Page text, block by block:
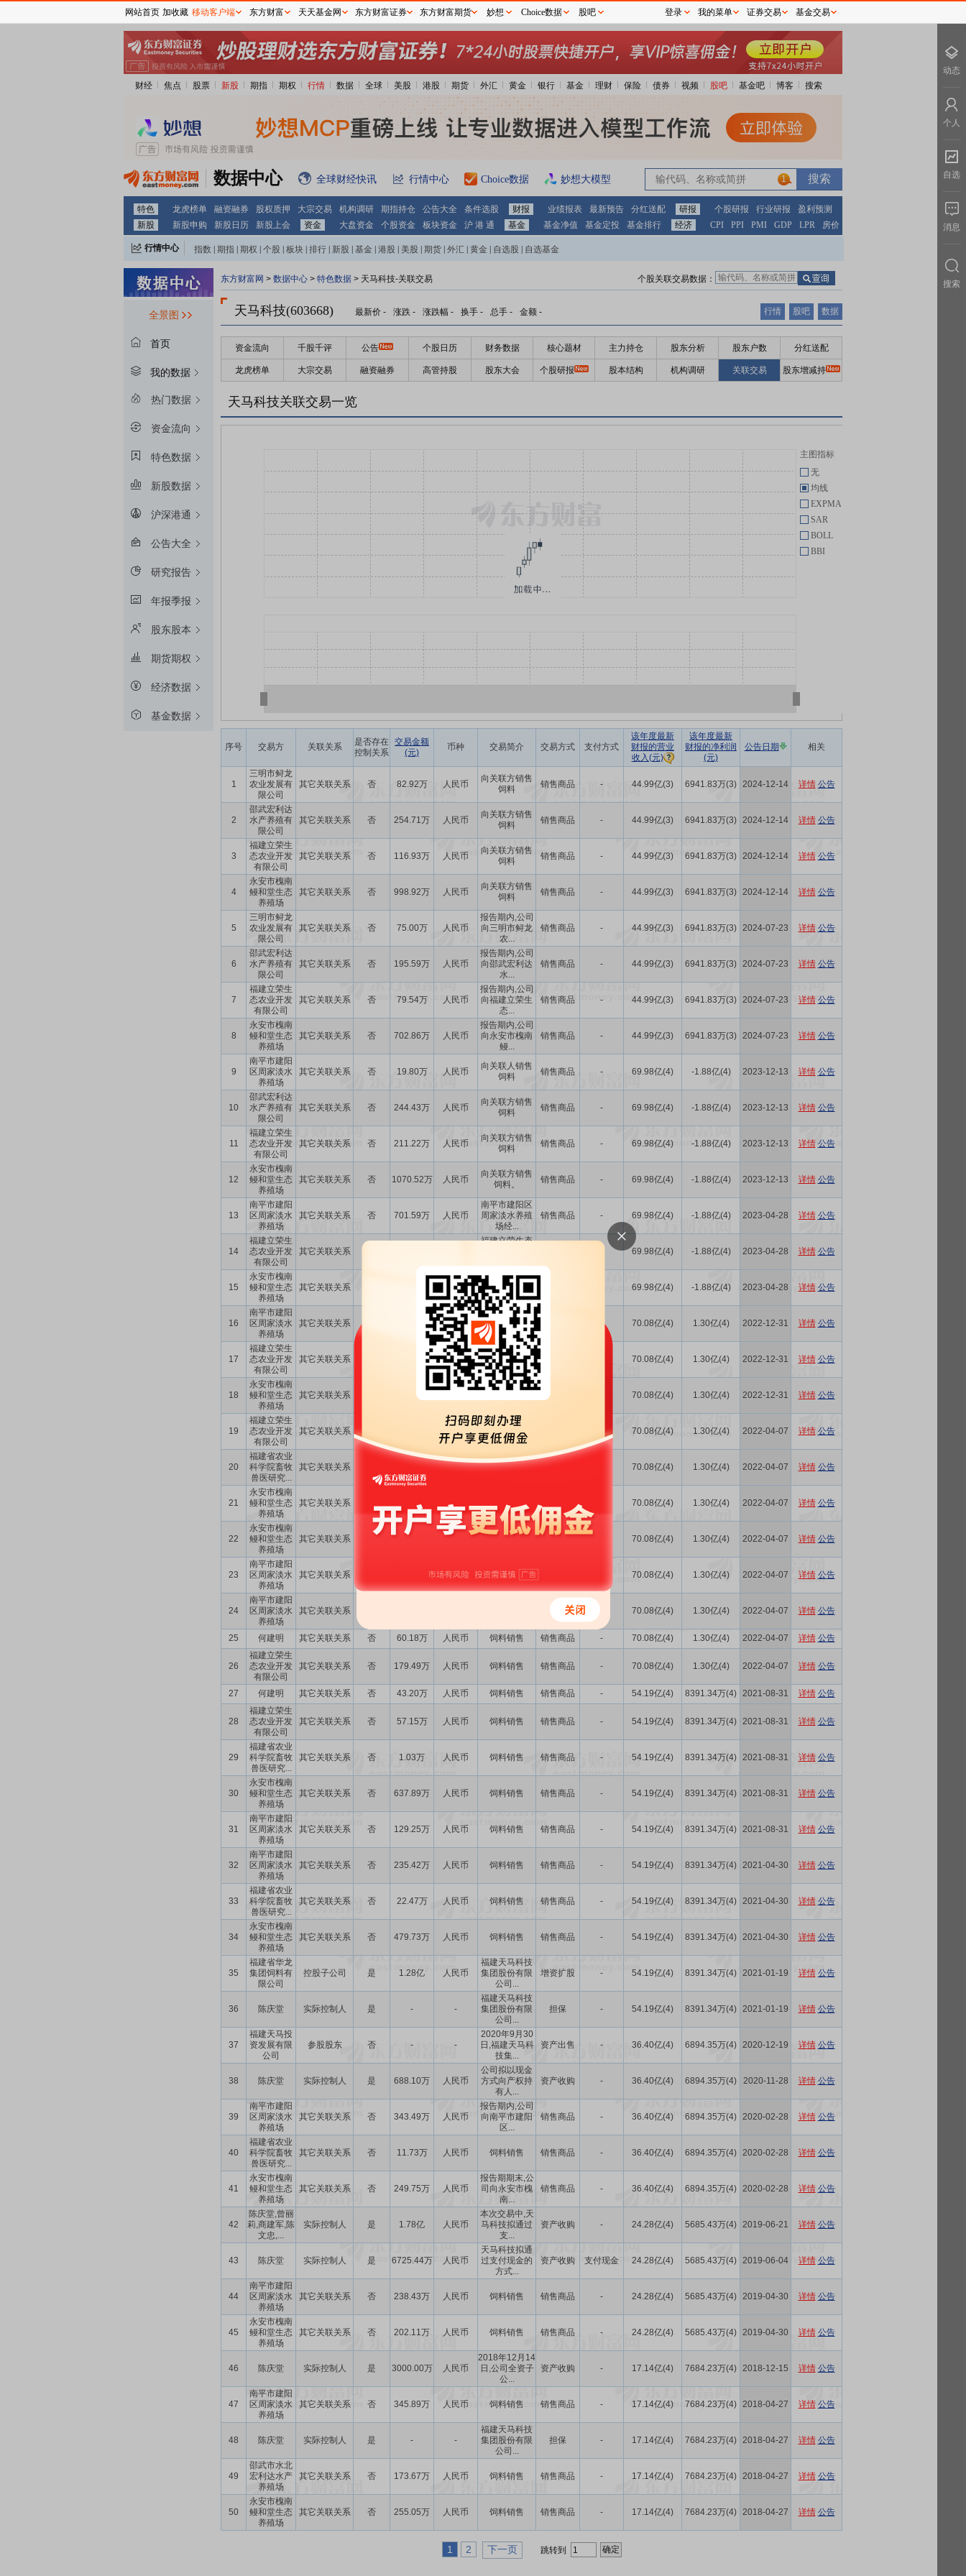
财经 焦点 股票 新股 期指 期权 行情 数据 全球 美股 港股 期货 外汇 黄金 银行 基金 理财 保险 债券 视频 股吧 基金吧 博客 搜索
数据中心 全球财经快讯 行情中心 Choice数据 妙想大模型 1
特色 龙虎榜单 融资融券 股权质押 大宗交易 机构调研 期指持仓 公告大全 条件选股 财报 业绩报表 最新预告 分红送配 研报 个股研报 行业研报
盈利预测
新股
新股申购 新股日历 新股上会 资金 大盘资金 个股资金 板块资金 沪 港 通 基金 基金净值 基金定投 基金排行 经济 CPI PPI PMI GDP LPR 房价
行情中心 指数 期指 期权 个股 板块 排行 新股 基金 港股 美股 期货 外汇 黄金 自选股 自选基金
全景图
首页
我的数据
热门数据
资金流向
特色数据
新股数据
沪深港通
公告大全
研究报告
年报季报
股东股本
期货期权
经济数据
基金数据
东方财富网 > 数据中心 > 特色数据 > 天马科技-关联交易 个股关联交易数据：
天马科技(603668) 最新价 - 涨跌 - 涨跌幅 - 换手 - 总手 - 金额 - 行情 股吧 数据
资金流向 千股千评 公告 个股日历 财务数据 核心题材 主力持仓 股东分析 股东户数 分红送配
龙虎榜单 大宗交易 融资融券 高管持股 股东大会 个股研报 股本结构 机构调研 关联交易 股东增减持
天马科技关联交易一览
主图指标
无
均线
EXPMA
SAR
BOLL
BBI
序号 交易方 关联关系
是否存在
控制关系
交易金额
(元)
币种 交易简介 交易方式 支付方式
该年度最新
财报的营业
收入(元)
该年度最新
财报的净利润
(元)
公告日期 相关
1
三明市鲟龙
农业发展有
限公司
其它关联关系 否 82.92万 人民币
向关联方销售
饲料
销售商品 - 44.99亿(3) 6941.83万(3) 2024-12-14 详情 公告
2
邵武宏利达
水产养殖有
限公司
其它关联关系 否 254.71万 人民币
向关联方销售
饲料
销售商品 - 44.99亿(3) 6941.83万(3) 2024-12-14 详情 公告
3
福建立荣生
态农业开发
有限公司
其它关联关系 否 116.93万 人民币
向关联方销售
饲料
销售商品 - 44.99亿(3) 6941.83万(3) 2024-12-14 详情 公告
4
永安市槐南
鳗和堂生态
养殖场
其它关联关系 否 998.92万 人民币
向关联方销售
饲料
销售商品 - 44.99亿(3) 6941.83万(3) 2024-12-14 详情 公告
5
三明市鲟龙
农业发展有
限公司
其它关联关系 否 75.00万 人民币
报告期内,公司
向三明市鲟龙
农...
销售商品 - 44.99亿(3) 6941.83万(3) 2024-07-23 详情 公告
6
邵武宏利达
水产养殖有
限公司
其它关联关系 否 195.59万 人民币
报告期内,公司
向邵武宏利达
水...
销售商品 - 44.99亿(3) 6941.83万(3) 2024-07-23 详情 公告
7
福建立荣生
态农业开发
有限公司
其它关联关系 否 79.54万 人民币
报告期内,公司
向福建立荣生
态...
销售商品 - 44.99亿(3) 6941.83万(3) 2024-07-23 详情 公告
8
永安市槐南
鳗和堂生态
养殖场
其它关联关系 否 702.86万 人民币
报告期内,公司
向永安市槐南
鳗...
销售商品 - 44.99亿(3) 6941.83万(3) 2024-07-23 详情 公告
9
南平市建阳
区周家淡水
养殖场
其它关联关系 否 19.80万 人民币
向关联人销售
饲料
销售商品 - 69.98亿(4) -1.88亿(4) 2023-12-13 详情 公告
10
邵武宏利达
水产养殖有
限公司
其它关联关系 否 244.43万 人民币
向关联方销售
饲料
销售商品 - 69.98亿(4) -1.88亿(4) 2023-12-13 详情 公告
11
福建立荣生
态农业开发
有限公司
其它关联关系 否 211.22万 人民币
向关联方销售
饲料
销售商品 - 69.98亿(4) -1.88亿(4) 2023-12-13 详情 公告
12
永安市槐南
鳗和堂生态
养殖场
其它关联关系 否 1070.52万 人民币
向关联方销售
饲料。
销售商品 - 69.98亿(4) -1.88亿(4) 2023-12-13 详情 公告
13
南平市建阳
区周家淡水
养殖场
其它关联关系 否 701.59万 人民币
南平市建阳区
周家淡水养殖
场经...
销售商品 - 69.98亿(4) -1.88亿(4) 2023-04-28 详情 公告
14
福建立荣生
态农业开发
有限公司
其它关联关系
福建立荣生态
69.98亿(4) -1.88亿(4) 2023-04-28 详情 公告
15
永安市槐南
鳗和堂生态
养殖场
其它关联关系 人民币
永安市槐南鳗
和堂生态养殖
场经...
69.98亿(4) -1.88亿(4) 2023-04-28 详情 公告
16
南平市建阳
区周家淡水
养殖场
其它关联关系 678.16万 人民币
向关联人销售
饲料
70.08亿(4) 1.30亿(4) 2022-12-31 详情 公告
17
福建立荣生
态农业开发
有限公司
其它关联关系 254.17万 人民币
向关联人销售
饲料
销售商品 70.08亿(4) 1.30亿(4) 2022-12-31 详情 公告
18
永安市槐南
鳗和堂生态
养殖场
其它关联关系 1296.49万
向关联人销售
饲料
销售商品 70.08亿(4) 1.30亿(4) 2022-12-31 详情 公告
19
福建立荣生
态农业开发
有限公司
其它关联关系 人民币 饲料销售 70.08亿(4) 1.30亿(4) 2022-04-07 详情 公告
20
福建省农业
科学院畜牧
兽医研究...
其它关联关系 人民币 饲料销售 70.08亿(4) 1.30亿(4) 2022-04-07 详情 公告
21
永安市槐南
鳗和堂生态
养殖场
其它关联关系 1336.17万 人民币 饲料销售 销售商品 70.08亿(4) 1.30亿(4) 2022-04-07 详情 公告
22
永安市槐南
鳗和堂生态
养殖场
其它关联关系 70.08亿(4) 1.30亿(4) 2022-04-07 详情 公告
23
南平市建阳
区周家淡水
养殖场
其它关联关系 470.84万 人民币 饲料销售 70.08亿(4) 1.30亿(4) 2022-04-07 详情 公告
24
南平市建阳
区周家淡水
养殖场
其它关联关系 销售商品 70.08亿(4) 1.30亿(4) 2022-04-07 详情 公告
25 何建明 其它关联关系 否 60.18万 人民币 饲料销售 销售商品 - 70.08亿(4) 1.30亿(4) 2022-04-07 详情 公告
26
福建立荣生
态农业开发
有限公司
其它关联关系 否 179.49万 人民币 饲料销售 销售商品 - 70.08亿(4) 1.30亿(4) 2022-04-07 详情 公告
27 何建明 其它关联关系 否 43.20万 人民币 饲料销售 销售商品 - 54.19亿(4) 8391.34万(4) 2021-08-31 详情 公告
28
福建立荣生
态农业开发
有限公司
其它关联关系 否 57.15万 人民币 饲料销售 销售商品 - 54.19亿(4) 8391.34万(4) 2021-08-31 详情 公告
29
福建省农业
科学院畜牧
兽医研究...
其它关联关系 否 1.03万 人民币 饲料销售 销售商品 - 54.19亿(4) 8391.34万(4) 2021-08-31 详情 公告
30
永安市槐南
鳗和堂生态
养殖场
其它关联关系 否 637.89万 人民币 饲料销售 销售商品 - 54.19亿(4) 8391.34万(4) 2021-08-31 详情 公告
31
南平市建阳
区周家淡水
养殖场
其它关联关系 否 129.25万 人民币 饲料销售 销售商品 - 54.19亿(4) 8391.34万(4) 2021-08-31 详情 公告
32
南平市建阳
区周家淡水
养殖场
其它关联关系 否 235.42万 人民币 饲料销售 销售商品 - 54.19亿(4) 8391.34万(4) 2021-04-30 详情 公告
33
福建省农业
科学院畜牧
兽医研究...
其它关联关系 否 22.47万 人民币 饲料销售 销售商品 - 54.19亿(4) 8391.34万(4) 2021-04-30 详情 公告
34
永安市槐南
鳗和堂生态
养殖场
其它关联关系 否 479.73万 人民币 饲料销售 销售商品 - 54.19亿(4) 8391.34万(4) 2021-04-30 详情 公告
35
福建省华龙
集团饲料有
限公司
控股子公司 是 1.28亿 人民币
福建天马科技
集团股份有限
公司...
增资扩股 - 54.19亿(4) 8391.34万(4) 2021-01-19 详情 公告
36 陈庆堂 实际控制人 是 - -
福建天马科技
集团股份有限
公司...
担保 - 54.19亿(4) 8391.34万(4) 2021-01-19 详情 公告
37
福建天马投
资发展有限
公司
参股股东 否 - -
2020年9月30
日,福建天马科
技集...
资产出售 - 36.40亿(4) 6894.35万(4) 2020-12-19 详情 公告
38 陈庆堂 实际控制人 是 688.10万 人民币
公司拟以现金
方式向产权持
有人...
资产收购 - 36.40亿(4) 6894.35万(4) 2020-11-28 详情 公告
39
南平市建阳
区周家淡水
养殖场
其它关联关系 否 343.49万 人民币
报告期内,公司
向南平市建阳
区...
销售商品 - 36.40亿(4) 6894.35万(4) 2020-02-28 详情 公告
40
福建省农业
科学院畜牧
兽医研究...
其它关联关系 否 11.73万 人民币 饲料销售 销售商品 - 36.40亿(4) 6894.35万(4) 2020-02-28 详情 公告
41
永安市槐南
鳗和堂生态
养殖场
其它关联关系 否 249.75万 人民币
报告期期末,公
司向永安市槐
南...
销售商品 - 36.40亿(4) 6894.35万(4) 2020-02-28 详情 公告
42
陈庆堂,曾丽
莉,商建军,陈
文忠,...
实际控制人 是 1.78亿 人民币
本次交易中,天
马科技拟通过
支...
资产收购 - 24.28亿(4) 5685.43万(4) 2019-06-21 详情 公告
43 陈庆堂 实际控制人 是 6725.44万 人民币
天马科技拟通
过支付现金的
方式...
资产收购 支付现金 24.28亿(4) 5685.43万(4) 2019-06-04 详情 公告
44
南平市建阳
区周家淡水
养殖场
其它关联关系 否 238.43万 人民币 饲料销售 销售商品 - 24.28亿(4) 5685.43万(4) 2019-04-30 详情 公告
45
永安市槐南
鳗和堂生态
养殖场
其它关联关系 否 202.11万 人民币 饲料销售 销售商品 - 24.28亿(4) 5685.43万(4) 2019-04-30 详情 公告
46 陈庆堂 实际控制人 是 3000.00万 人民币
2018年12月14
日,公司全资子
公...
资产收购 - 17.14亿(4) 7684.23万(4) 2018-12-15 详情 公告
47
南平市建阳
区周家淡水
养殖场
其它关联关系 否 345.89万 人民币 饲料销售 销售商品 - 17.14亿(4) 7684.23万(4) 2018-04-27 详情 公告
48 陈庆堂 实际控制人 是 - -
福建天马科技
集团股份有限
公司...
担保 - 17.14亿(4) 7684.23万(4) 2018-04-27 详情 公告
49
邵武市水北
宏利达水产
养殖场
其它关联关系 否 173.67万 人民币 饲料销售 销售商品 - 17.14亿(4) 7684.23万(4) 2018-04-27 详情 公告
50
永安市槐南
鳗和堂生态
养殖场
其它关联关系 否 255.05万 人民币 饲料销售 销售商品 - 17.14亿(4) 7684.23万(4) 2018-04-27 详情 公告
1 2 下一页 跳转到
网站首页 加收藏 移动客户端 东方财富 天天基金网 东方财富证券 东方财富期货 妙想 Choice数据 股吧 登录 我的菜单 证券交易 基金交易
动态
个人
自选
消息
搜索